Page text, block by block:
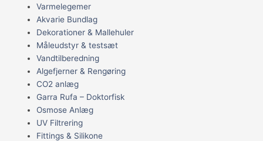
Varmelegemer
Akvarie Bundlag
Dekorationer & Mallehuler
Måleudstyr & testsæt
Vandtilberedning
Algefjerner & Rengøring
CO2 anlæg
Garra Rufa – Doktorfisk
Osmose Anlæg
UV Filtrering
Fittings & Silikone